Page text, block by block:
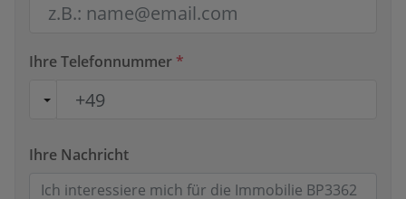
Ihre Telefonnummer *
Ihre Nachricht